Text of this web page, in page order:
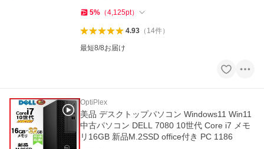
5% （4,125pt）
4.93（ 14件）
最短8/8お届け
OptiPlex
美品 デスクトップパソコン Windows11 Win11
中古パソコン DELL 7080 10世代 Core i7 メモ
リ16GB 新品M.2SSD office付き PC 1186